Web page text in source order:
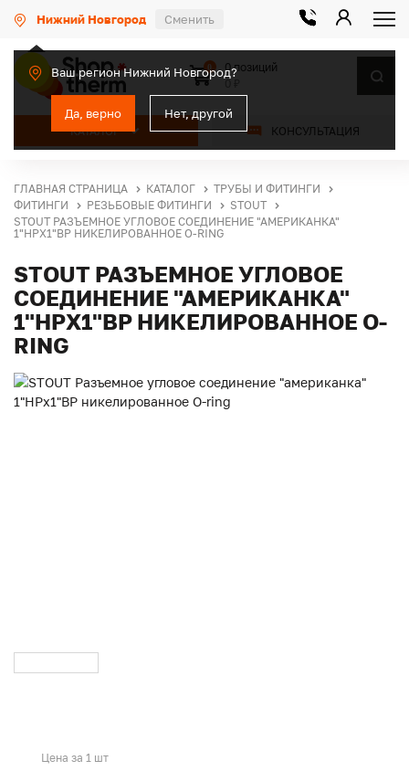
Нижний Новгород Сменить
Ваш регион Нижний Новгород?
Да, верно Нет, другой
КАТАЛОГ КОНСУЛЬТАЦИЯ
0
0 позиций
ГЛАВНАЯ СТРАНИЦА КАТАЛОГ
ТРУБЫ И ФИТИНГИ
ФИТИНГИ
РЕЗЬБОВЫЕ ФИТИНГИ
STOUT
STOUT РАЗЪЕМНОЕ УГЛОВОЕ СОЕДИНЕНИЕ "АМЕРИКАНКА"
1"НРX1"ВР НИКЕЛИРОВАННОЕ O-RING
STOUT РАЗЪЕМНОЕ УГЛОВОЕ
СОЕДИНЕНИЕ "АМЕРИКАНКА"
1"НРX1"ВР НИКЕЛИРОВАННОЕ O-
RING
Цена за 1 шт